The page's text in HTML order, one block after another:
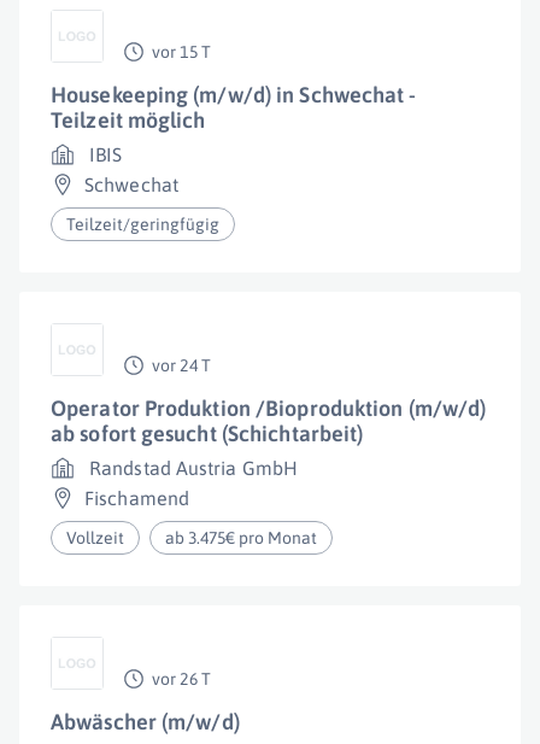
vor 15 T
Housekeeping (m/w/d) in Schwechat -
Teilzeit möglich
IBIS
Schwechat
Teilzeit/geringfügig
vor 24 T
Operator Produktion /Bioproduktion (m/w/d)
ab sofort gesucht (Schichtarbeit)
Randstad Austria GmbH
Fischamend
Vollzeit ab 3.475€ pro Monat
vor 26 T
Abwäscher (m/w/d)